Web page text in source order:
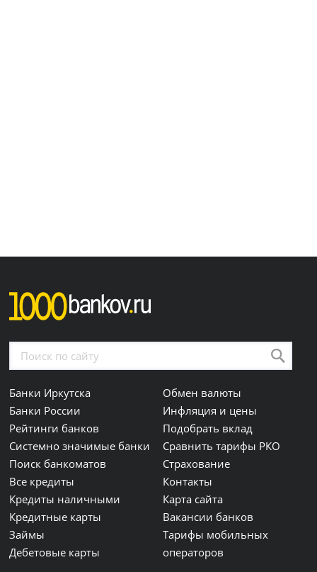
Банки Иркутска
Банки России
Рейтинги банков
Системно значимые банки
Поиск банкоматов
Все кредиты
Кредиты наличными
Кредитные карты
Займы
Дебетовые карты
Обмен валюты
Инфляция и цены
Подобрать вклад
Сравнить тарифы РКО
Страхование
Контакты
Карта сайта
Вакансии банков
Тарифы мобильных
операторов